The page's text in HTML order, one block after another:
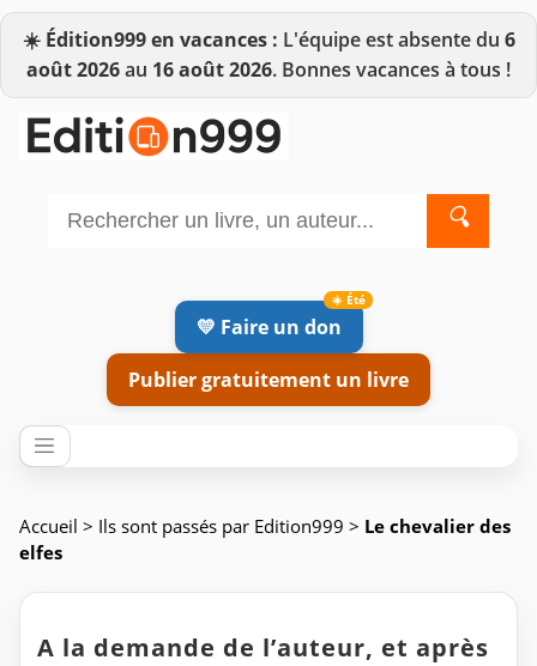
☀️ Édition999 en vacances : L'équipe est absente du 6
août 2026au 16 août 2026. Bonnes vacances à tous !
🔍
💛 Faire un don
Publier gratuitement un livre
Accueil > Ils sont passés par Edition999 > Le chevalier des
elfes
A la demande de l’auteur, et après